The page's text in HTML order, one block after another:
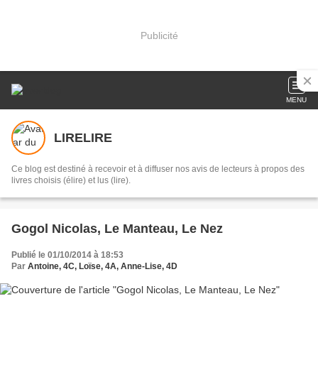
Publicité
MENU
LIRELIRE
Ce blog est destiné à recevoir et à diffuser nos avis de lecteurs à propos des
livres choisis (élire) et lus (lire).
Gogol Nicolas, Le Manteau, Le Nez
Publié le 01/10/2014 à 18:53
Par Antoine, 4C, Loïse, 4A, Anne-Lise, 4D